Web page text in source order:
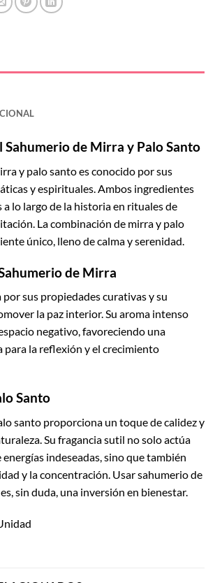
de Mirra y Palo Santo
y palo santo es conocido por sus
y espirituales. Ambos ingredientes
lo largo de la historia en rituales de
La combinación de mirra y palo
único, lleno de calma y serenidad.
de Mirra
por sus propiedades curativas y su
la paz interior. Su aroma intenso
negativo, favoreciendo una
para la reflexión y el crecimiento
Santo
santo proporciona un toque de calidez y
Su fragancia sutil no solo actúa
indeseadas, sino que también
y la concentración. Usar sahumerio de
sin duda, una inversión en bienestar.